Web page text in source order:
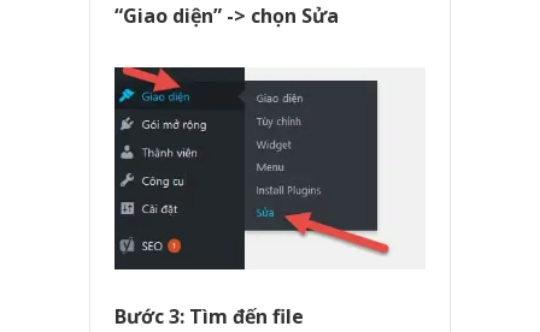
“Giao diện” -> chọn Sửa
Bước 3: Tìm đến file